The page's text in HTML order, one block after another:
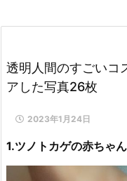
透明人間のすごいコ
アした写真26枚
2023年1月24日
1.ツノトカゲの赤ちゃん